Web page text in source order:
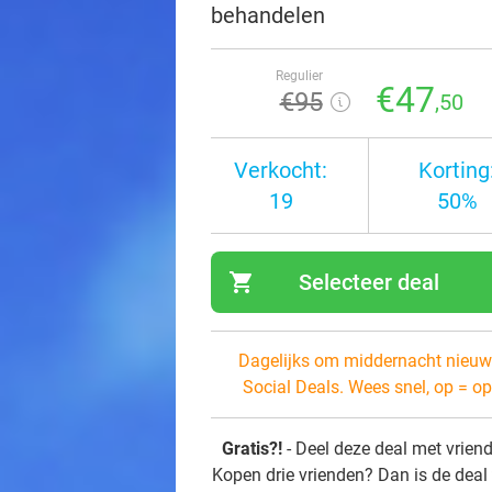
behandelen
Regulier
€95 €47,50
Verkocht:
19
50%
shopping_cart Selecteer deal
Dagelijks om middernacht
Social Deals. Wees snel, op =
Gratis?! - Deel deze deal met
Kopen drie vrienden? Dan is de